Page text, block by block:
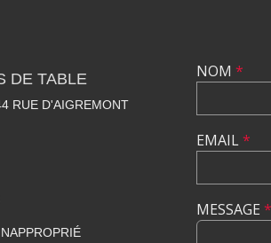
DE TABLE
RUE D'AIGREMONT
NOM *
EMAIL*
MESSAGE *